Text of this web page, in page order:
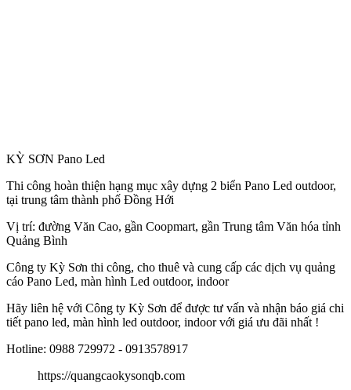
KỲ SƠN Pano Led
Thi công hoàn thiện hạng mục xây dựng 2 biển Pano Led outdoor,
tại trung tâm thành phố Đồng Hới
Vị trí: đường Văn Cao, gần Coopmart, gần Trung tâm Văn hóa tỉnh
Quảng Bình
Công ty Kỳ Sơn thi công, cho thuê và cung cấp các dịch vụ quảng
cáo Pano Led, màn hình Led outdoor, indoor
Hãy liên hệ với Công ty Kỳ Sơn để được tư vấn và nhận báo giá chi
tiết pano led, màn hình led outdoor, indoor với giá ưu đãi nhất !
Hotline: 0988 729972 - 0913578917
https://quangcaokysonqb.com